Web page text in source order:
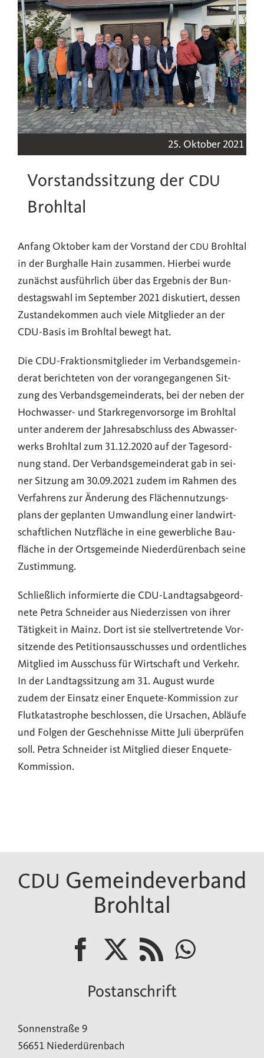
25. Okto­ber 2021
Vorstandssitzung der CDU
Brohltal
Anfang Okto­ber kam der Vor­stand der CDU Broh­ltal
in der Burg­hal­le Hain zusam­men. Hier­bei wur­de
zunächst aus­führ­lich über das Ergeb­nis der Bun­
des­tags­wahl im Sep­tem­ber 2021 dis­ku­tiert, des­sen
Zustan­de­kom­men auch vie­le Mit­glie­der an der
CDU-Basis im Broh­ltal bewegt hat.
Die CDU-Frak­­ti­ons­­mi­t­­glie­­der im Ver­bands­ge­mein­
de­rat berich­te­ten von der vor­an­ge­gan­ge­nen Sit­
zung des Ver­bands­ge­mein­de­rats, bei der neben der
Hoch­­­was­­ser- und Stark­re­gen­vor­sor­ge im Broh­ltal
unter ande­rem der Jah­res­ab­schluss des Abwas­ser­
werks Broh­ltal zum 31.12.2020 auf der Tages­ord­
nung stand. Der Ver­bands­ge­mein­de­rat gab in sei­
ner Sit­zung am 30.09.2021 zudem im Rah­men des
Ver­fah­rens zur Ände­rung des Flä­chen­nut­zungs­
plans der geplan­ten Umwand­lung einer land­wirt­
schaft­li­chen Nutz­flä­che in eine gewerb­li­che Bau­
flä­che in der Orts­ge­mein­de Nie­der­dü­ren­bach sei­ne
Zustimmung.
Schließ­lich infor­mier­te die CDU-Lan­d­­tags­­a­b­­ge­or­d­­
ne­­te Petra Schnei­der aus Nie­der­zis­sen von ihrer
Tätig­keit in Mainz. Dort ist sie stell­ver­tre­ten­de Vor­
sit­zen­de des Peti­ti­ons­aus­schus­ses und ordent­li­ches
Mit­glied im Aus­schuss für Wirt­schaft und Ver­kehr.
In der Land­tags­sit­zung am 31. August wur­de
zudem der Ein­satz einer Enquete-Kom­­mis­­si­on zur
Flut­ka­ta­stro­phe beschlos­sen, die Ursa­chen, Abläu­fe
und Fol­gen der Gescheh­nis­se Mit­te Juli über­prü­fen
soll. Petra Schnei­der ist Mit­glied die­ser Enquete-
Kommission.
CDU Gemeindeverband
Brohltal
Postanschrift
Son­nen­stra­ße 9
56651 Niederdürenbach